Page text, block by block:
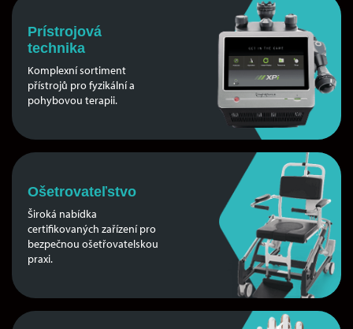
Prístrojová
technika
Komplexní sortiment
přístrojů pro fyzikální a
pohybovou terapii.
Ošetrovateľstvo
Široká nabídka
certifikovaných zařízení pro
bezpečnou ošetřovatelskou
praxi.